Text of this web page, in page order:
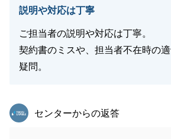
説明や対応は丁寧
ご担当者の説明や対応は丁寧。
契約書のミスや、担当者不在時の
疑問。
東急リバブル
センターからの返答